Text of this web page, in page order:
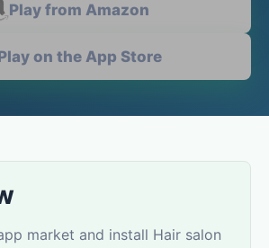
Play from Amazon
on the App Store
market and install Hair salon